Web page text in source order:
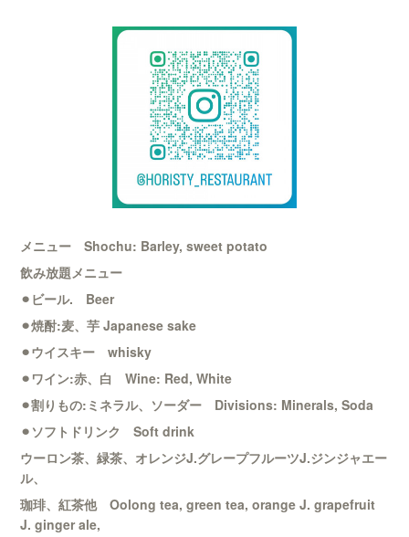
メニュー Shochu: Barley, sweet potato
飲み放題メニュー
⚫︎ビール. Beer
⚫︎焼酎:麦、芋 Japanese sake
⚫︎ウイスキー whisky
⚫︎ワイン:赤、白 Wine: Red, White
⚫︎割りもの:ミネラル、ソーダー Divisions: Minerals, Soda
⚫︎ソフトドリンク Soft drink
ウーロン茶、緑茶、オレンジJ.グレープフルーツJ.ジンジャエー
ル、
珈琲、紅茶他 Oolong tea, green tea, orange J. grapefruit
J. ginger ale,